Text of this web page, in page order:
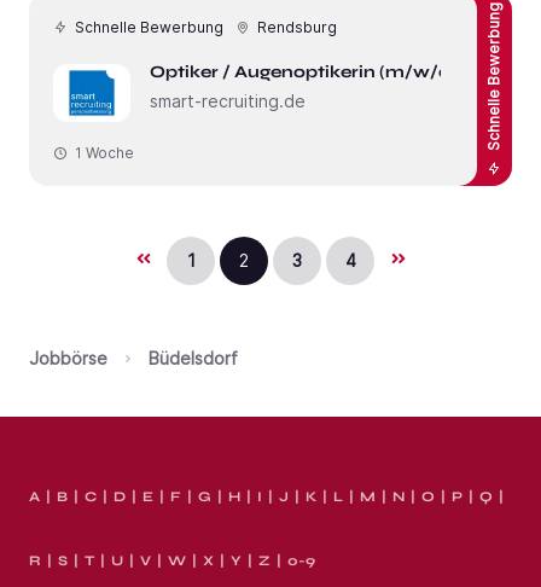
Schnelle Bewerbung Rendsburg
Optiker / Augenoptikerin (m/w/d)
smart-recruiting.de
Schnelle Bewerbung
1 Woche
1 2 3 4
Jobbörse Büdelsdorf
A B C D E F G H I J K L M N O P Q
R S T U V W X Y Z 0-9